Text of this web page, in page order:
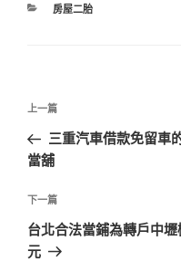
分
房屋二胎
文
導
覽
上
一
篇
章
上一篇
三重汽車借款免留車
當舖
下
一
篇
下一篇
台北合法當鋪為轉戶中
元